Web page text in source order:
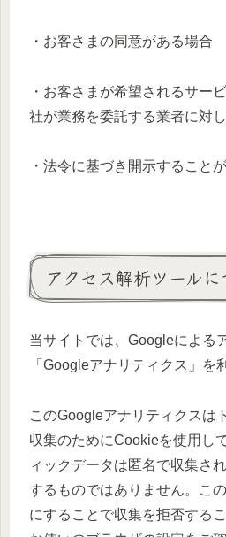
・お客さまの同意がある場合
・お客さまが希望されるサー
社が業務を委託する業者に対
・法令に基づき開示すること
アクセス解析ツールに
当サイトでは、Googleによる
「Googleアナリティクス」を
このGoogleアナリティクスは
収集のためにCookieを使用し
ィックデータは匿名で収集さ
するものではありません。こ
にすることで収集を拒否する